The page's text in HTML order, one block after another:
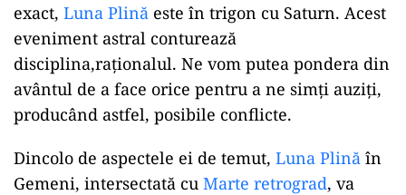
exact, Luna Plină este în trigon cu Saturn. Acest
eveniment astral conturează
disciplina,raționalul. Ne vom putea pondera din
avântul de a face orice pentru a ne simți auziți,
producând astfel, posibile conflicte.
Dincolo de aspectele ei de temut, Luna Plină în
Gemeni, intersectată cu Marte retrograd, va